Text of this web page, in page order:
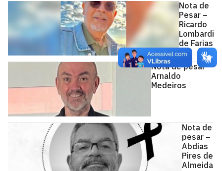
Nota de
Pesar –
Ricardo
Lombardi
de Farias
Nota de pesar –
Arnaldo
Medeiros
Nota de
pesar –
Abdias
Pires de
Almeida